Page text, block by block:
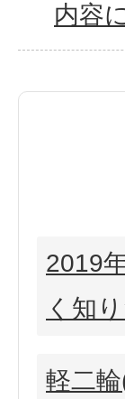
内容
2019
く知
軽二